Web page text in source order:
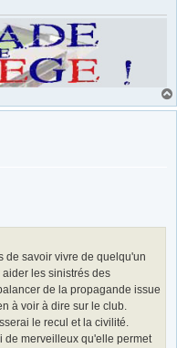
de savoir vivre de quelqu'un
les sinistrés des
de la propagande issue
à voir à dire sur le club.
le recul et la civilité.
de merveilleux qu'elle permet